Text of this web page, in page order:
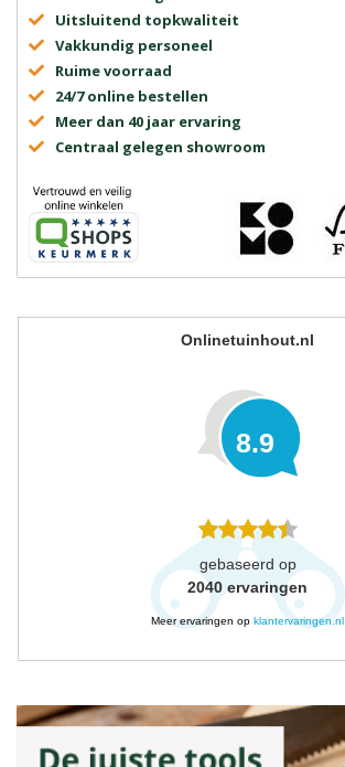
Uitsluitend topkwaliteit
Vakkundig personeel
Ruime voorraad
24/7 online bestellen
Meer dan 40 jaar ervaring
Centraal gelegen showroom
Onlinetuinhout.nl
8.9
gebaseerd op
2040 ervaringen
Meer ervaringen op klantervaringen.nl